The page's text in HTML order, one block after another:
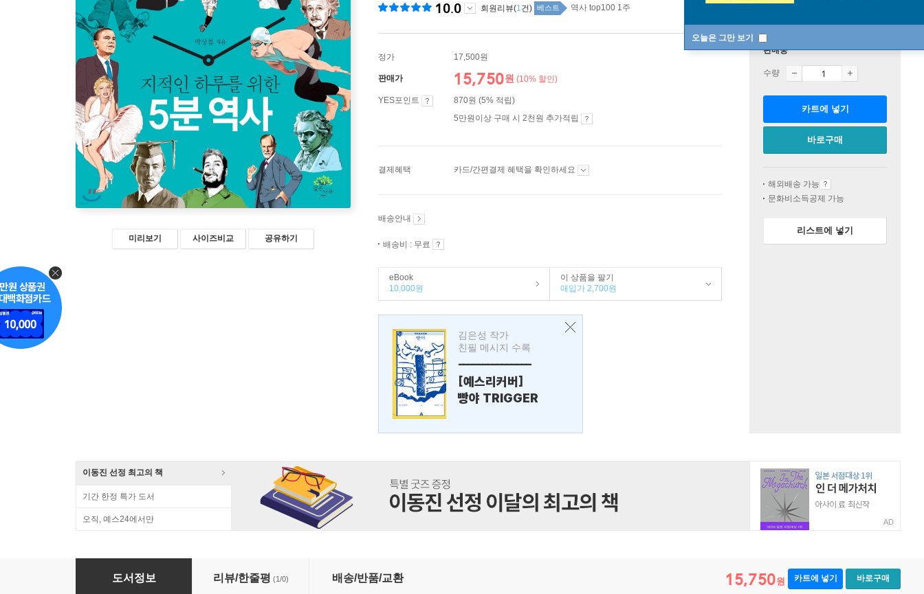
오늘은 그만 보기
미리보기 사이즈비교 공유하기
10.0 회원리뷰(1건) 베스트 역사 top100 1주
정가 17,500원
판매가 15,750원 (10% 할인)
YES포인트
870원 (5% 적립)
5만원이상 구매 시 2천원 추가적립
결제혜택 카드/간편결제 혜택을 확인하세요
배송안내
배송비 : 무료
eBook
10,000원
이 상품을 팔기
매입가 2,700원
김은성 작가
친필 메시지 수록
---------------
[예스리커버]
빵야 TRIGGER
판매중
수량
카트에 넣기
바로구매
해외배송 가능
문화비소득공제 가능
리스트에 넣기
이동진 선정 최고의 책
기간 한정 특가 도서
오직, 예스24에서만 AD
지적인 하루를 위한 5분 역사
도서정보 리뷰/한줄평 (1/0) 배송/반품/교환 15,750원 카트에 넣기 바로구매